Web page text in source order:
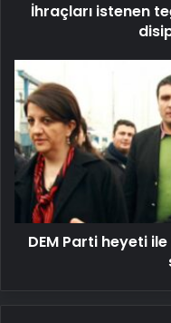
İhraçları istenen
DEM
Parti
heyeti
ile
Öcalan
arasındaki
görüşme
sona
erdi
DEM Parti heyeti